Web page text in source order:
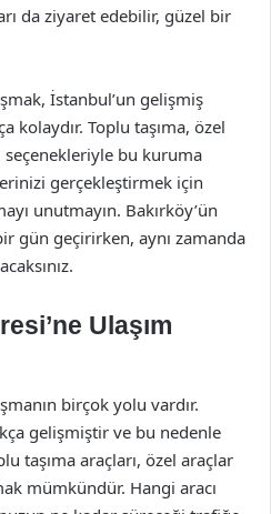
da ziyaret edebilir, güzel bir
İstanbul’un gelişmiş
kolaydır. Toplu taşıma, özel
seçenekleriyle bu kuruma
gerçekleştirmek için
unutmayın. Bakırköy’ün
gün geçirirken, aynı zamanda
Ulaşım
birçok yolu vardır.
gelişmiştir ve bu nedenle
taşıma araçları, özel araçlar
mümkündür. Hangi aracı